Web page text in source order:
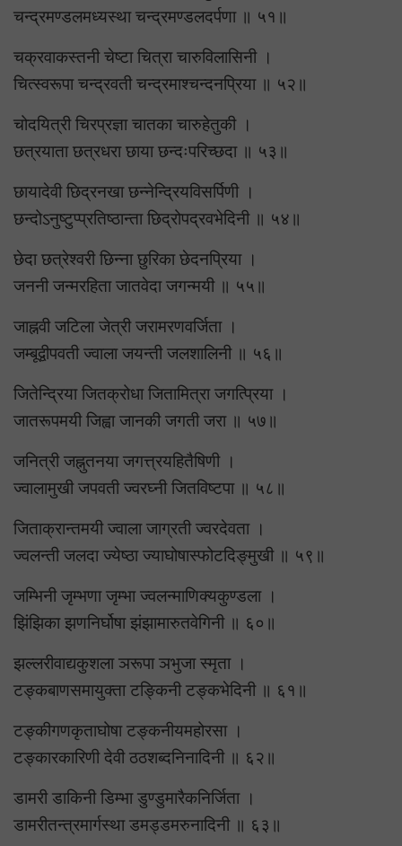
चन्द्रमण्डलमध्यस्था चन्द्रमण्डलदर्पणा ॥ ५१॥
चक्रवाकस्तनी चेष्टा चित्रा चारुविलासिनी ।
चित्स्वरूपा चन्द्रवती चन्द्रमाश्चन्दनप्रिया ॥ ५२॥
चोदयित्री चिरप्रज्ञा चातका चारुहेतुकी ।
छत्रयाता छत्रधरा छाया छन्दःपरिच्छदा ॥ ५३॥
छायादेवी छिद्रनखा छन्नेन्द्रियविसर्पिणी ।
छन्दोऽनुष्टुप्प्रतिष्ठान्ता छिद्रोपद्रवभेदिनी ॥ ५४॥
छेदा छत्रेश्वरी छिन्ना छुरिका छेदनप्रिया ।
जननी जन्मरहिता जातवेदा जगन्मयी ॥ ५५॥
जाह्नवी जटिला जेत्री जरामरणवर्जिता ।
जम्बूद्वीपवती ज्वाला जयन्ती जलशालिनी ॥ ५६॥
जितेन्द्रिया जितक्रोधा जितामित्रा जगत्प्रिया ।
जातरूपमयी जिह्वा जानकी जगती जरा ॥ ५७॥
जनित्री जह्नुतनया जगत्त्रयहितैषिणी ।
ज्वालामुखी जपवती ज्वरघ्नी जितविष्टपा ॥ ५८॥
जिताक्रान्तमयी ज्वाला जाग्रती ज्वरदेवता ।
ज्वलन्ती जलदा ज्येष्ठा ज्याघोषास्फोटदिङ्मुखी ॥ ५९॥
जम्भिनी जृम्भणा जृम्भा ज्वलन्माणिक्यकुण्डला ।
झिंझिका झणनिर्घोषा झंझामारुतवेगिनी ॥ ६०॥
झल्लरीवाद्यकुशला ञरूपा ञभुजा स्मृता ।
टङ्कबाणसमायुक्ता टङ्किनी टङ्कभेदिनी ॥ ६१॥
टङ्कीगणकृताघोषा टङ्कनीयमहोरसा ।
टङ्कारकारिणी देवी ठठशब्दनिनादिनी ॥ ६२॥
डामरी डाकिनी डिम्भा डुण्डुमारैकनिर्जिता ।
डामरीतन्त्रमार्गस्था डमड्डमरुनादिनी ॥ ६३॥